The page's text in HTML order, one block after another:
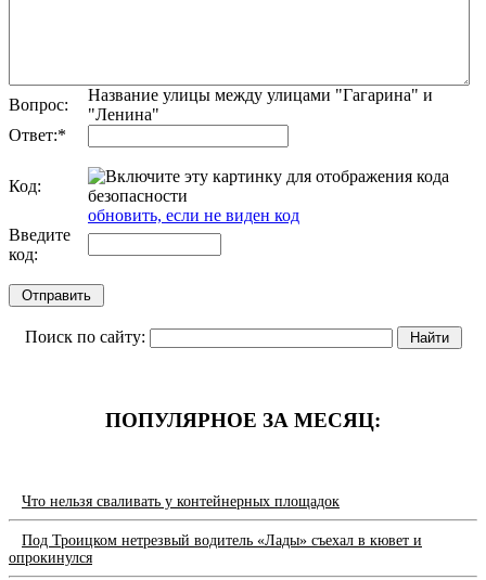
Вопрос:
Название улицы между улицами "Гагарина" и
"Ленина"
Ответ:*
Код:
обновить, если не виден код
Введите
код:
Поиск по сайту:
ПОПУЛЯРНОЕ ЗА МЕСЯЦ:
Что нельзя сваливать у контейнерных площадок
Под Троицком нетрезвый водитель «Лады» съехал в кювет и
опрокинулся